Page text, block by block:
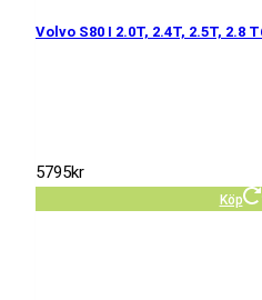
Volvo S80 I 2.0T, 2.4T, 2.5T, 2.8
5795kr
Köp